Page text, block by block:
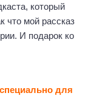
который
что мой рассказ
И подарок ко
для